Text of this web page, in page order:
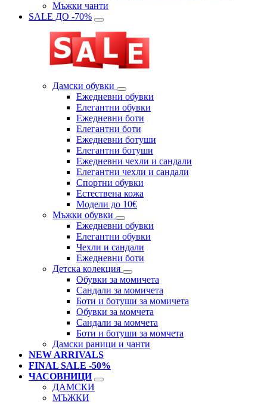
Мъжки чанти
SALE ДО -70%
Дамски обувки
Eжедневни обувки
Eлегантни обувки
Eжедневни боти
Eлегантни боти
Eжедневни ботуши
Eлегантни ботуши
Ежедневни чехли и сандали
Елегантни чехли и сандали
Спортни обувки
Естествена кожа
Модели до 10€
Мъжки обувки
Ежедневни обувки
Елегантни обувки
Чехли и сандали
Ежедневни боти
Детска колекция
Обувки за момичета
Сандали за момичета
Боти и ботуши за момичета
Обувки за момчета
Сандали за момчета
Боти и ботуши за момчета
Дамски раници и чанти
NEW ARRIVALS
FINAL SALE -50%
ЧАСОВНИЦИ
ДАМСКИ
МЪЖКИ